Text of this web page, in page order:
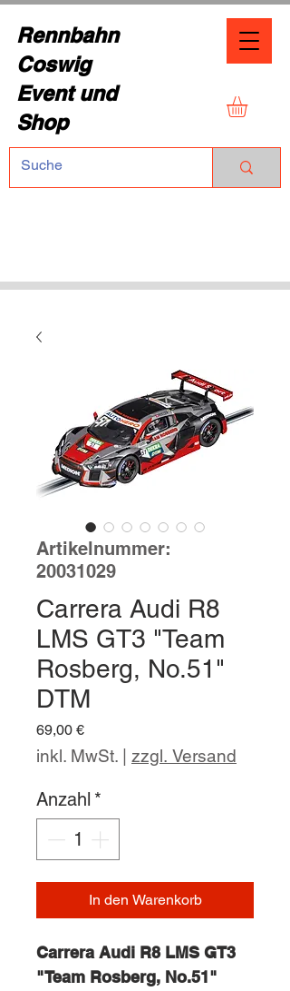
Rennbahn
Coswig
Event und
Shop
Artikelnummer:
20031029
Carrera Audi R8
LMS GT3 "Team
Rosberg, No.51"
DTM
69,00 €Preis
inkl. MwSt. zzgl. Versand
Anzahl *
In den Warenkorb
Carrera Audi R8 LMS GT3
"Team Rosberg, No.51"